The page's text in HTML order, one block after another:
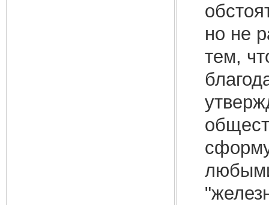
но не
тем,